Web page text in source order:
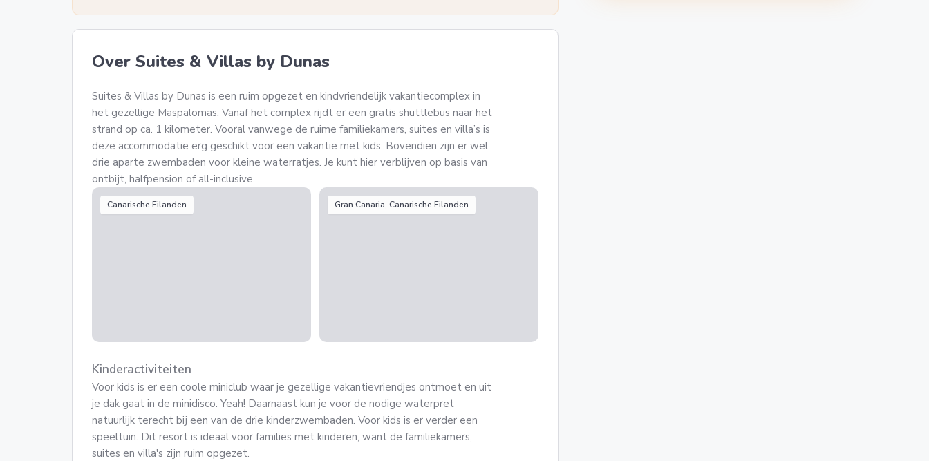
Over Suites & Villas by Dunas
Suites & Villas by Dunas is een ruim opgezet en kindvriendelijk vakantiecomplex in
het gezellige Maspalomas. Vanaf het complex rijdt er een gratis shuttlebus naar het
strand op ca. 1 kilometer. Vooral vanwege de ruime familiekamers, suites en villa’s is
deze accommodatie erg geschikt voor een vakantie met kids. Bovendien zijn er wel
drie aparte zwembaden voor kleine waterratjes. Je kunt hier verblijven op basis van
ontbijt, halfpension of all-inclusive.
Canarische Eilanden Gran Canaria, Canarische Eilanden
Kinderactiviteiten
Voor kids is er een coole miniclub waar je gezellige vakantievriendjes ontmoet en uit
je dak gaat in de minidisco. Yeah! Daarnaast kun je voor de nodige waterpret
natuurlijk terecht bij een van de drie kinderzwembaden. Voor kids is er verder een
speeltuin. Dit resort is ideaal voor families met kinderen, want de familiekamers,
suites en villa's zijn ruim opgezet.